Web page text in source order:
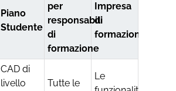
Piano
Studente
per
responsabili
di
formazione
Impresa
di
formazione
CAD di
livello
Tutte le
Le